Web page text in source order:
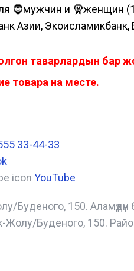
🧔мужчин и 🧕женщин
Азии,
таварлардын бар
товара на месте.
33-44-33
YouTube
Буденого, 150.
Буденого, 150.